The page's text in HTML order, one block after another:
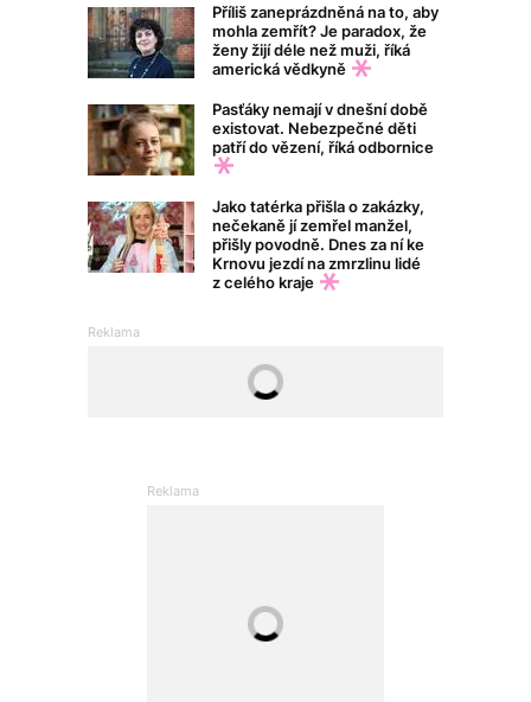
Příliš zaneprázdněná na to, aby
mohla zemřít? Je paradox, že
ženy žijí déle než muži, říká
americká vědkyně
Pasťáky nemají v dnešní době
existovat. Nebezpečné děti
patří do vězení, říká odbornice
Jako tatérka přišla o zakázky,
nečekaně jí zemřel manžel,
přišly povodně. Dnes za ní ke
Krnovu jezdí na zmrzlinu lidé
z celého kraje